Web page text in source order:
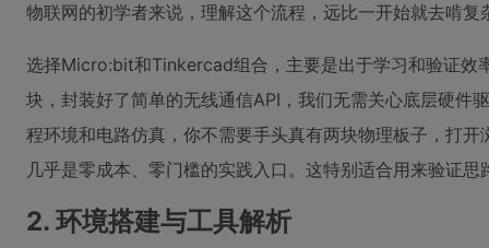
物联网的初学者来说，理解这个流程，远比一开始就去啃复
选择Micro:bit和Tinkercad组合，主要是出于学习和验证
块，封装好了简单的无线通信API，我们无需关心底层硬件
程环境和电路仿真，你不需要手头真有两块物理板子，打
几乎是零成本、零门槛的实践入口。这特别适合用来验证
2. 环境搭建与工具解析